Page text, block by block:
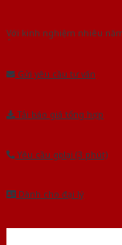
Với kinh nghiệm nhiêu
Gửi yêu cầu tư vấn
Tải báo giá tổng hợp
Yêu cầu gọi lại (3 phút)
Dành cho đại lý